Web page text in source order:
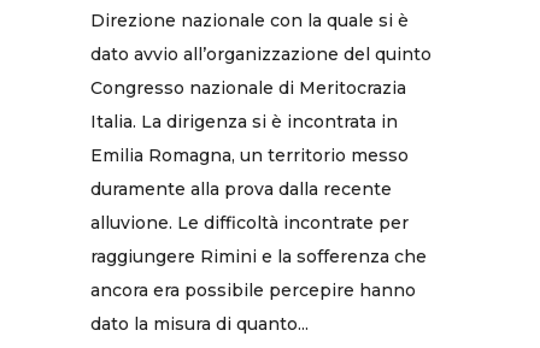
Direzione nazionale con la quale si è
dato avvio all’organizzazione del quinto
Congresso nazionale di Meritocrazia
Italia. La dirigenza si è incontrata in
Emilia Romagna, un territorio messo
duramente alla prova dalla recente
alluvione. Le difficoltà incontrate per
raggiungere Rimini e la sofferenza che
ancora era possibile percepire hanno
dato la misura di quanto...